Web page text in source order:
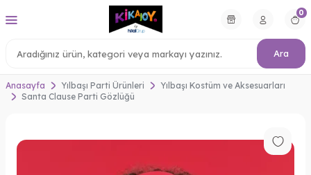
Ara
0
Anasayfa Yılbaşı Parti Ürünleri
Yılbaşı Kostüm ve Aksesuarları
Santa Clause Parti Gözlüğü